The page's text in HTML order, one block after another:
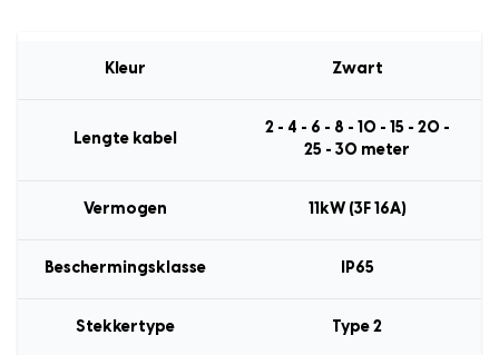
Kleur Zwart
Lengte kabel
2 - 4 - 6 - 8 - 10 - 15 - 20 -
25 - 30 meter
Vermogen 11kW (3F 16A)
Beschermingsklasse IP65
Stekkertype Type 2